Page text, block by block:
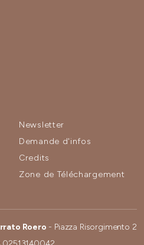
Newsletter
Demande d'infos
Credits
Zone de Téléchargement
Roero - Piazza Risorgimento 2